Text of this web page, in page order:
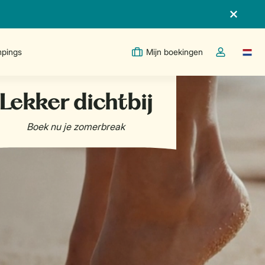
Mijn boekingen
Open deTaal